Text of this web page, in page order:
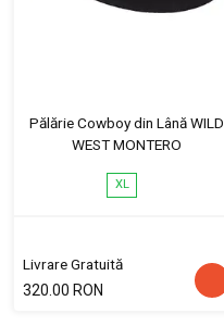
Pălărie Cowboy din Lână WILD
WEST MONTERO
XL
Livrare Gratuită
320.00 RON